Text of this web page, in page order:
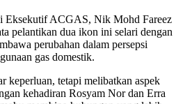
Eksekutif ACGAS, Nik Mohd Fareez
pelantikan dua ikon ini selari dengan
perubahan dalam persepsi
gas domestik.
keperluan, tetapi melibatkan aspek
kehadiran Rosyam Nor dan Erra